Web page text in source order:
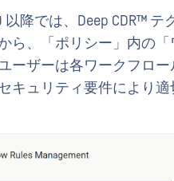
以降では、Deep CDR™
ら、「ポリシー」内の
ーザーは各ワークフロ
キュリティ要件により適